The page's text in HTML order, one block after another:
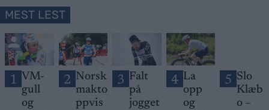
MEST LEST
1 VM-
gull
og
2 Norsk
makto
ppvis
3 Falt
på
jogget
4 La
opp
og
5 Slo
Klæb
o –